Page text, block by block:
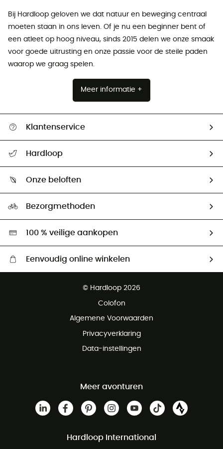
Bij Hardloop geloven we dat natuur en beweging centraal
moeten staan ​​in ons leven. Of je nu een beginner bent of
een atleet op hoog niveau, sinds 2015 delen we onze smaak
voor goede uitrusting en onze passie voor de steile paden
waarop we graag spelen.
Meer informatie +
Klantenservice
Mijn zending volgen
Retourzendingen & Terugbetalingen
Hardloop
Ambassadeurs
Onze beloften
Hardgreen
Bezorgmethoden
100 % veilige aankopen
Eenvoudig online winkelen
Gratis retourneren binnen 100 dagen
© Hardloop 2026
Colofon
Algemene Voorwaarden
Privacyverklaring
Data-instellingen
Meer avonturen
Hardloop International